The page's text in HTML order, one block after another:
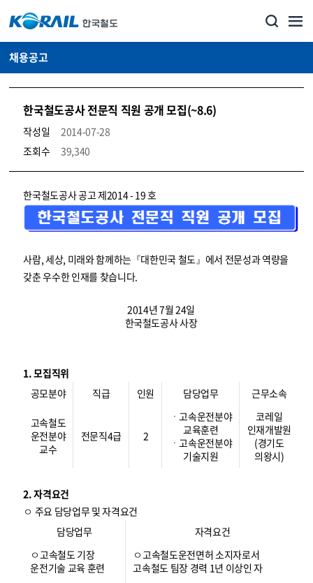
채용공고
한국철도공사 전문직 직원 공개 모집(~8.6)
작성일
2014-07-28
조회수
39,340
코레일소개_경영공시_채용공고 상세보기 – 내용, 파일, 담당자 연락처로 구성
한국철도공사 공고 제2014 - 19 호
사람, 세상, 미래와 함께하는『대한민국 철도』에서 전문성과 역량을
갖춘 우수한 인재를 찾습니다.
2014년 7월 24일
한국철도공사 사장
1. 모집직위
공모분야
직급 인원 담당업무 근무소속
고속철도
운전분야
교수
전문직4급 2
ㆍ고속운전분야
교육훈련
ㆍ고속운전분야
기술지원
코레일
인재개발원
(경기도
의왕시)
2. 자격요건
ㅇ 주요 담당업무 및 자격요건
담당업무
자격요건
ㅇ고속철도 기장
운전기술 교육 훈련
ㅇ고속철도운전면허 소지자로서
고속철도 팀장 경력 1년 이상인 자